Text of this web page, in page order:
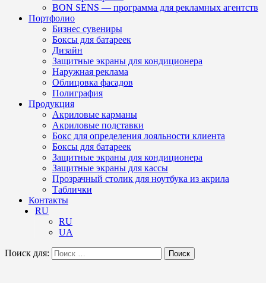
BON SENS — программа для рекламных агентств
Портфолио
Бизнес сувениры
Боксы для батареек
Дизайн
Защитные экраны для кондиционера
Наружная реклама
Облицовка фасадов
Полиграфия
Продукция
Акриловые карманы
Акриловые подставки
Бокс для определения лояльности клиента
Боксы для батареек
Защитные экраны для кондиционера
Защитные экраны для кассы
Прозрачный столик для ноутбука из акрила
Таблички
Контакты
RU
RU
UA
Поиск для: Поиск